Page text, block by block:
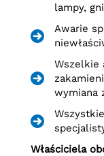
lampy,
Awarie
Wszelkie
wymiana
Właściciela